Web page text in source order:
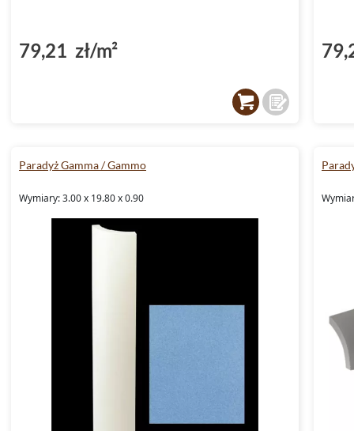
79,21 zł/m²
Paradyż Gamma / Gammo
Wymiary: 3.00 x 19.80 x 0.90